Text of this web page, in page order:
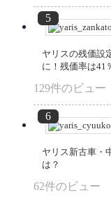
ヤリスの残価設
に！残価率は41
129件のビュー
ヤリス新古車・
は？
62件のビュー